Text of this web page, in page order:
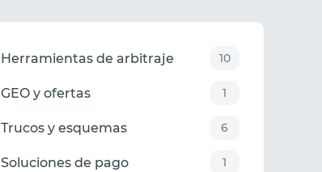
Herramientas de arbitraje 10
GEO y ofertas 1
Trucos y esquemas 6
Soluciones de pago 1